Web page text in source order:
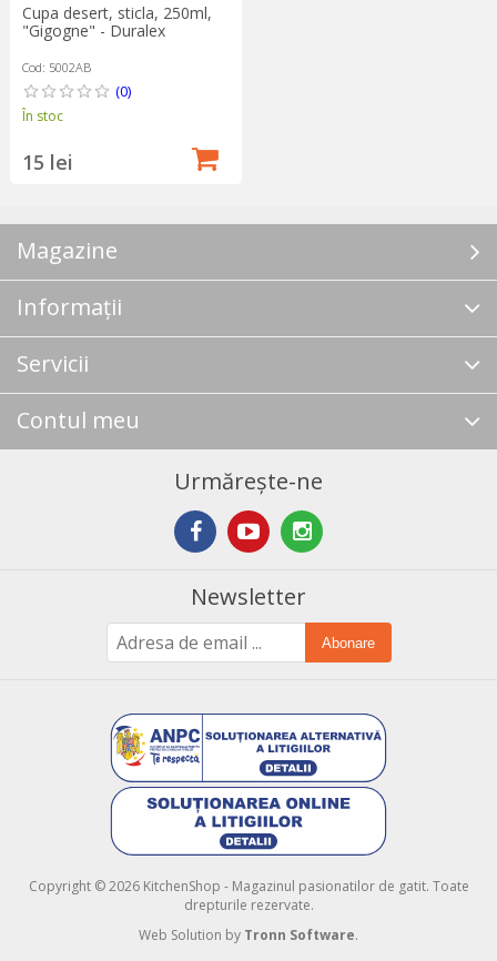
Cupa desert, sticla, 250ml,
"Gigogne" - Duralex
Cod: 5002AB
(0)
În stoc
15 lei
Magazine
Informații
Servicii
Contul meu
Urmărește-ne
Newsletter
Abonare
Copyright © 2026 KitchenShop - Magazinul pasionatilor de gatit. Toate
drepturile rezervate.
Web Solution by Tronn Software.